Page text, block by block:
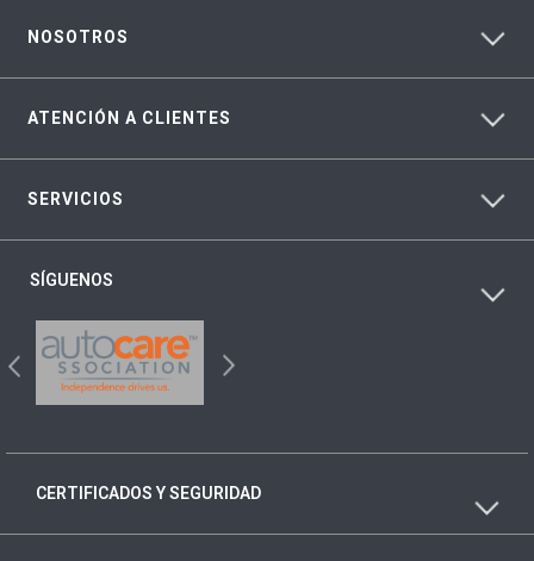
NOSOTROS
ATENCIÓN A CLIENTES
SERVICIOS
SÍGUENOS
CERTIFICADOS Y SEGURIDAD